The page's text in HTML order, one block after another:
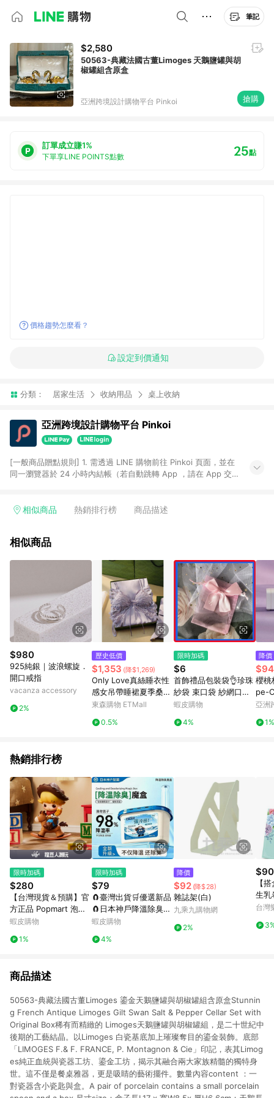
筆記
$2,580
50563-典藏法國古董Limoges 天鵝鹽罐與胡
椒罐組含原盒
亞洲跨境設計購物平台 Pinkoi 搶購
訂單成立賺1%
下單享LINE POINTS點數 25點
價格趨勢怎麼看？
設定到價通知
分類： 居家生活 收納用品 桌上收納
亞洲跨境設計購物平台 Pinkoi
[一般商品贈點規則] 1. 需透過 LINE 購物前往 Pinkoi 頁面，並在
同一瀏覽器於 24 小時內結帳（若自動跳轉 App ，請在 App 交
回饋訂單不得享有 Pinkoi 站方優惠，例如首購優惠，P coins，
行為，不具贈點資格，部分退款不在此限。 6. APP 請更新至
貨後 45 天後發送。 8. 群眾募資商品，禮物卡，開館保證金，補
運費，攤位費等不具贈點資格。 9. LINE 購物站上之商品規格、
顏色、價位、贈品如與 Pinkoi 商品資訊頁及購物車不符，以
Pinkoi 購物商品資訊頁及購物車標示為準。 10. 點數紅包使用規
則請以點數紅包活動說明為準。 11. 若於 LINE 購物前往 Pinkoi
頁面後才首次下載 Pinkoi APP 並完成訂單，不符合導購資格；承
上，首次下載 Pinkoi APP 後，需透過 LINE 購物前往 Pinkoi 頁
面，方享導購資格。
相似商品 熱銷排行榜 商品描述
相似商品
$980
925純銀｜波浪螺旋．
開口戒指
vacanza accessory
2%
歷史低價
$1,353 (降$1,269)
Only Love真絲睡衣性
感女吊帶睡裙夏季桑蠶
絲睡袍禮盒送閨蜜秋冬
東森購物 ETMall
0.5%
限時加碼
$6
首飾禮品包裝袋👌珍珠
紗袋 束口袋 紗網口紅
袋 蝴蝶結喜糖袋 禮品
紗袋 手工皂包裝 糖果
蝦皮購物
4%
降價
櫻桃
pe-
亞洲
1%
熱銷排行榜
限時加碼
$280
【台灣現貨＆預購】官
方正品 Popmart 泡泡
瑪特 DIMOO WORLD
公仔盲盒禮物
蝦皮購物
1%
限時加碼
$79
🧲臺灣出貨🛒優選新品
🧲日本神戶降溫除臭魔
盒 除塵魔盒 空氣魔盒
味 除黴味 除塵 吸塵 淨
蝦皮購物
4%
降價
$92 (降$28)
雜誌架(白)
九乘九購物網
2%
【
生乳
台灣
商品描述
50563-典藏法國古董Limoges 鎏金天鵝鹽罐與胡椒罐組含原盒Stunnin
g French Antique Limoges Gilt Swan Salt & Pepper Cellar Set with
Original Box稀有而精緻的 Limoges天鵝鹽罐與胡椒罐組，是二十世紀中
後期的工藝結晶。以Limoges 白瓷基底加上璀璨奪目的鎏金裝飾。底部
「LIMOGES F.& F. FRANCE, P. Montagnon & Cie」印記，表其Limog
es純正血統與瓷器工坊、鎏金工坊，揭示其融合兩大家族精髓的獨特身
世。這不僅是餐桌雅器，更是吸睛的藝術擺件。數量內容content ：一
對瓷器含小瓷匙與盒。A pair of porcelain contains a small porcelain